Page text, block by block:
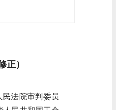
正）
民法院审判委员